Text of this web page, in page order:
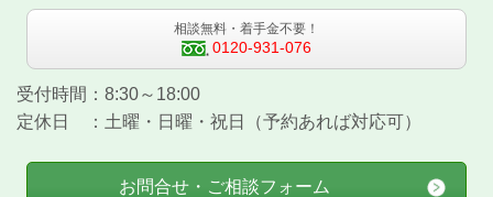
相談無料・着手金不要！
0120-931-076
受付時間：8:30～18:00
定休日 ：土曜・日曜・祝日（予約あれば対応可）
お問合せ・ご相談フォーム